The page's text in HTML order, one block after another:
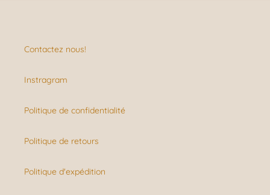
Contactez nous!
Instragram
Politique de confidentialité
Politique de retours
Politique d'expédition